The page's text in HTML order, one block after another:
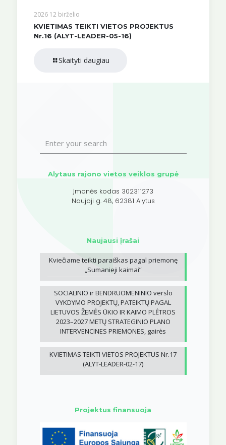
2026 12 birželio
KVIETIMAS TEIKTI VIETOS PROJEKTUS
Nr.16 (ALYT-LEADER-05-16)
Skaityti daugiau
Alytaus rajono vietos veiklos grupė
Įmonės kodas 302311273
Naujoji g. 48, 62381 Alytus
Naujausi įrašai
Kviečiame teikti paraiškas pagal priemonę
„Sumanieji kaimai”
SOCIALINIO ir BENDRUOMENINIO verslo
VYKDYMO PROJEKTŲ, PATEIKTŲ PAGAL
LIETUVOS ŽEMĖS ŪKIO IR KAIMO PLĖTROS
2023–2027 METŲ STRATEGINIO PLANO
INTERVENCINES PRIEMONES, gairės
KVIETIMAS TEIKTI VIETOS PROJEKTUS Nr.17
(ALYT-LEADER-02-17)
Projektus finansuoja